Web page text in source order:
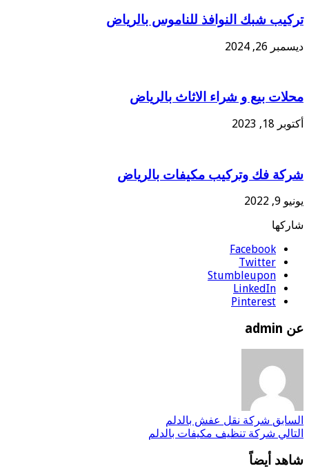
تركيب شبك النوافذ للناموس بالرياض
ديسمبر 26, 2024
محلات بيع و شراء الاثاث بالرياض
أكتوبر 18, 2023
شركة فك وتركيب مكيفات بالرياض
يونيو 9, 2022
شاركها
Facebook
Twitter
Stumbleupon
LinkedIn
Pinterest
عن admin
السابق شركة نقل عفش بالدلم
التالي شركة تنظيف مكيفات بالدلم
شاهد أيضاً